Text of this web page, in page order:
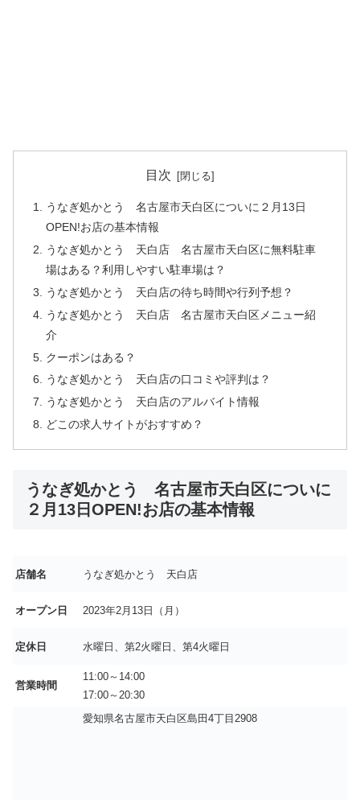
目次
うなぎ処かとう 名古屋市天白区についに２月13日
OPEN!お店の基本情報
うなぎ処かとう 天白店 名古屋市天白区に無料駐車
場はある？利用しやすい駐車場は？
うなぎ処かとう 天白店の待ち時間や行列予想？
うなぎ処かとう 天白店 名古屋市天白区メニュー紹
介
クーポンはある？
うなぎ処かとう 天白店の口コミや評判は？
うなぎ処かとう 天白店のアルバイト情報
どこの求人サイトがおすすめ？
うなぎ処かとう 名古屋市天白区についに
２月13日OPEN!お店の基本情報
店舗名 うなぎ処かとう 天白店
オープン日 2023年2月13日（月）
定休日 水曜日、第2火曜日、第4火曜日
営業時間
11:00～14:00
17:00～20:30
愛知県名古屋市天白区島田4丁目2908